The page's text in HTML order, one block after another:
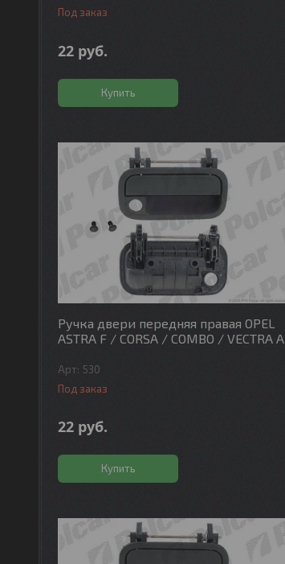
Под заказ
22 руб.
Купить
Ручка двери передняя правая OPEL
ASTRA F / CORSA / COMBO / VECTRA A
530
Под заказ
22 руб.
Купить